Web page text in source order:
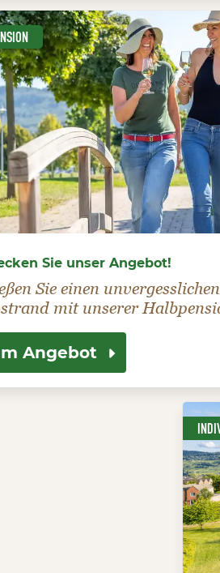
Sie unser Angebot!
Sie einen
mit unserer
Angebot